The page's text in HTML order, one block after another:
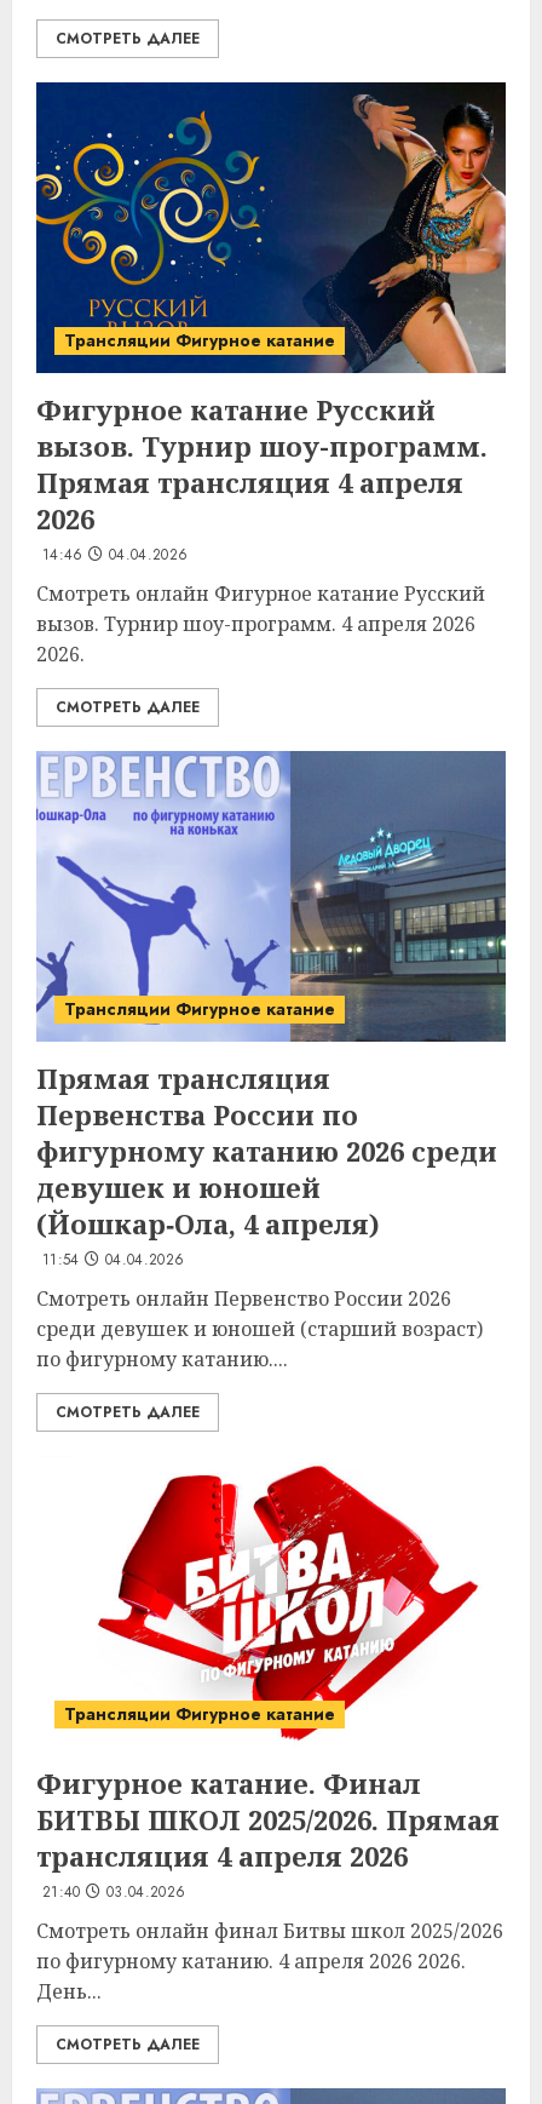
СМОТРЕТЬ ДАЛЕЕ
Трансляции Фигурное катание
Фигурное катание Русский
вызов. Турнир шоу-программ.
Прямая трансляция 4 апреля
2026
14:46 04.04.2026
Смотреть онлайн Фигурное катание Русский
вызов. Турнир шоу-программ. 4 апреля 2026
2026.
СМОТРЕТЬ ДАЛЕЕ
Трансляции Фигурное катание
Прямая трансляция
Первенства России по
фигурному катанию 2026 среди
девушек и юношей
(Йошкар‑Ола, 4 апреля)
11:54 04.04.2026
Смотреть онлайн Первенство России 2026
среди девушек и юношей (старший возраст)
по фигурному катанию....
СМОТРЕТЬ ДАЛЕЕ
Трансляции Фигурное катание
Фигурное катание. Финал
БИТВЫ ШКОЛ 2025/2026. Прямая
трансляция 4 апреля 2026
21:40 03.04.2026
Смотреть онлайн финал Битвы школ 2025/2026
по фигурному катанию. 4 апреля 2026 2026.
День...
СМОТРЕТЬ ДАЛЕЕ